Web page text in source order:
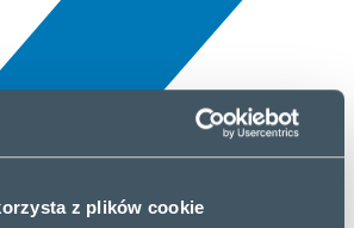
z plików cookie